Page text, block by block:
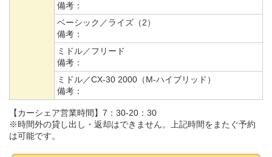
備考：
ベーシック／ライズ（2）
備考：
ミドル／フリード
備考：
ミドル／CX-30 2000（M-ハイブリッド）
備考：
【カーシェア営業時間】7：30-20：30
※時間外の貸し出し・返却はできません。上記時間をまたぐ予約
は可能です。